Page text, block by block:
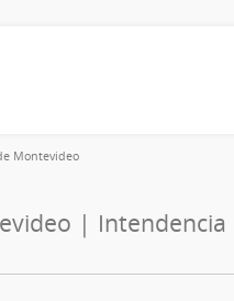
Montevideo
|